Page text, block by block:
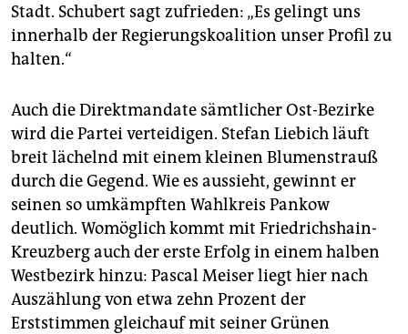
Stadt. Schubert sagt zufrieden: „Es gelingt uns
innerhalb der Regierungskoalition unser Profil zu
halten.“
Auch die Direktmandate sämtlicher Ost-Bezirke
wird die Partei verteidigen. Stefan Liebich läuft
breit lächelnd mit einem kleinen Blumenstrauß
durch die Gegend. Wie es aussieht, gewinnt er
seinen so umkämpften Wahlkreis Pankow
deutlich. Womöglich kommt mit Friedrichshain-
Kreuzberg auch der erste Erfolg in einem halben
Westbezirk hinzu: Pascal Meiser liegt hier nach
Auszählung von etwa zehn Prozent der
Erststimmen gleichauf mit seiner Grünen